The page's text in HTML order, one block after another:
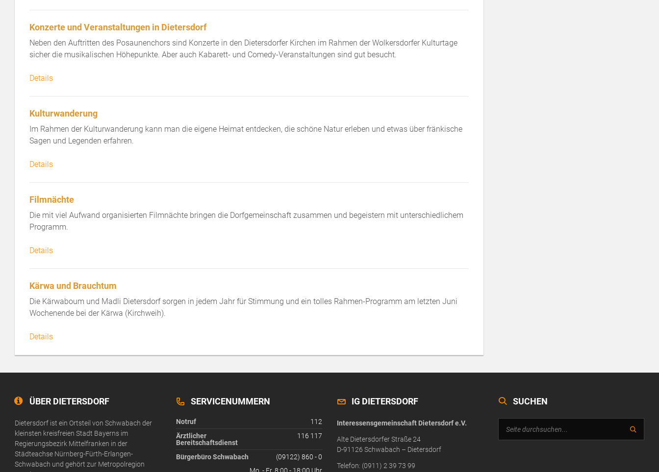
Konzerte und Veranstaltungen in Dietersdorf
Neben den Auftritten des Posaunenchors sind Konzerte in den Dietersdorfer Kirchen im Rahmen der Wolkersdorfer Kulturtage
sicher die musikalischen Höhepunkte. Aber auch Kabarett- und Comedy-Veranstaltungen sind gut besucht.
Details
Kulturwanderung
Im Rahmen der Kulturwanderung kann man die eigene Heimat entdecken, die schöne Natur erleben und etwas über fränkische
Sagen und Legenden erfahren.
Details
Filmnächte
Die mit viel Aufwand organisierten Filmnächte bringen die Dorfgemeinschaft zusammen und begeistern mit unterschiedlichem
Programm.
Details
Kärwa und Brauchtum
Die Kärwaboum und Madli Dietersdorf sorgen in jedem Jahr für Stimmung und ein tolles Rahmen-Programm am letzten Juni
Wochenende bei der Kärwa (Kirchweih).
Details
ÜBER DIETERSDORF
Dietersdorf ist ein Ortsteil von Schwabach der
kleinsten kreisfreien Stadt Bayerns im
Regierungsbezirk Mittelfranken in der
Städteachse Nürnberg-Fürth-Erlangen-
Schwabach und gehört zur Metropolregion
SERVICENUMMERN
Notruf
112
Ärztlicher
Bereitschaftsdienst
116 117
Bürgerbüro Schwabach
(09122) 860 - 0
IG DIETERSDORF
Interessensgemeinschaft Dietersdorf e.V.
Alte Dietersdorfer Straße 24
D-91126 Schwabach – Dietersdorf
Telefon: (0911) 2 39 73 99
SUCHEN